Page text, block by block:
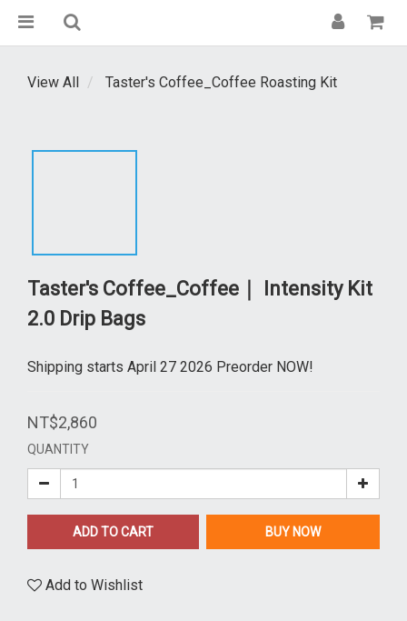
View All Taster's Coffee_Coffee Roasting Kit
Taster's Coffee_Coffee｜ Intensity Kit
2.0 Drip Bags
Shipping starts April 27 2026 Preorder NOW!
NT$2,860
QUANTITY
ADD TO CART BUY NOW
Add to Wishlist